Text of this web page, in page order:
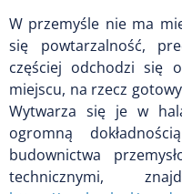
W przemyśle nie ma
się powtarzalność,
częściej odchodzi się
miejscu, na rzecz
Wytwarza się je w
ogromną
budownictwa
technicznymi,